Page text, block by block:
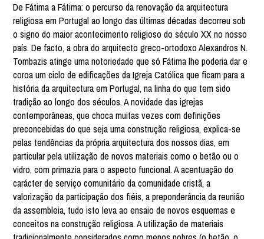
De Fátima a Fátima: o percurso da renovação da arquitectura
religiosa em Portugal ao longo das últimas décadas decorreu sob
o signo do maior acontecimento religioso do século XX no nosso
país. De facto, a obra do arquitecto greco-ortodoxo Alexandros N.
Tombazis atinge uma notoriedade que só Fátima lhe poderia dar e
coroa um ciclo de edificações da Igreja Católica que ficam para a
história da arquitectura em Portugal, na linha do que tem sido
tradição ao longo dos séculos. A novidade das igrejas
contemporâneas, que choca muitas vezes com definições
preconcebidas do que seja uma construção religiosa, explica-se
pelas tendências da própria arquitectura dos nossos dias, em
particular pela utilização de novos materiais como o betão ou o
vidro, com primazia para o aspecto funcional. A acentuação do
carácter de serviço comunitário da comunidade cristã, a
valorização da participação dos fiéis, a preponderância da reunião
da assembleia, tudo isto leva ao ensaio de novos esquemas e
conceitos na construção religiosa. A utilização de materiais